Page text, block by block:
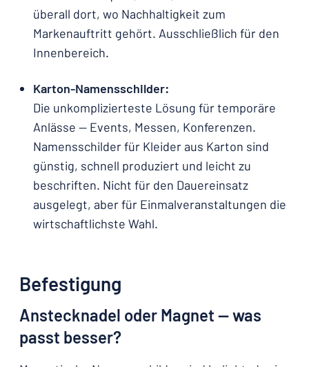
überall dort, wo Nachhaltigkeit zum
Markenauftritt gehört. Ausschließlich für den
Innenbereich.
Karton-Namensschilder:
Die unkomplizierteste Lösung für temporäre
Anlässe — Events, Messen, Konferenzen.
Namensschilder für Kleider aus Karton sind
günstig, schnell produziert und leicht zu
beschriften. Nicht für den Dauereinsatz
ausgelegt, aber für Einmalveranstaltungen die
wirtschaftlichste Wahl.
Befestigung
Anstecknadel oder Magnet — was
passt besser?